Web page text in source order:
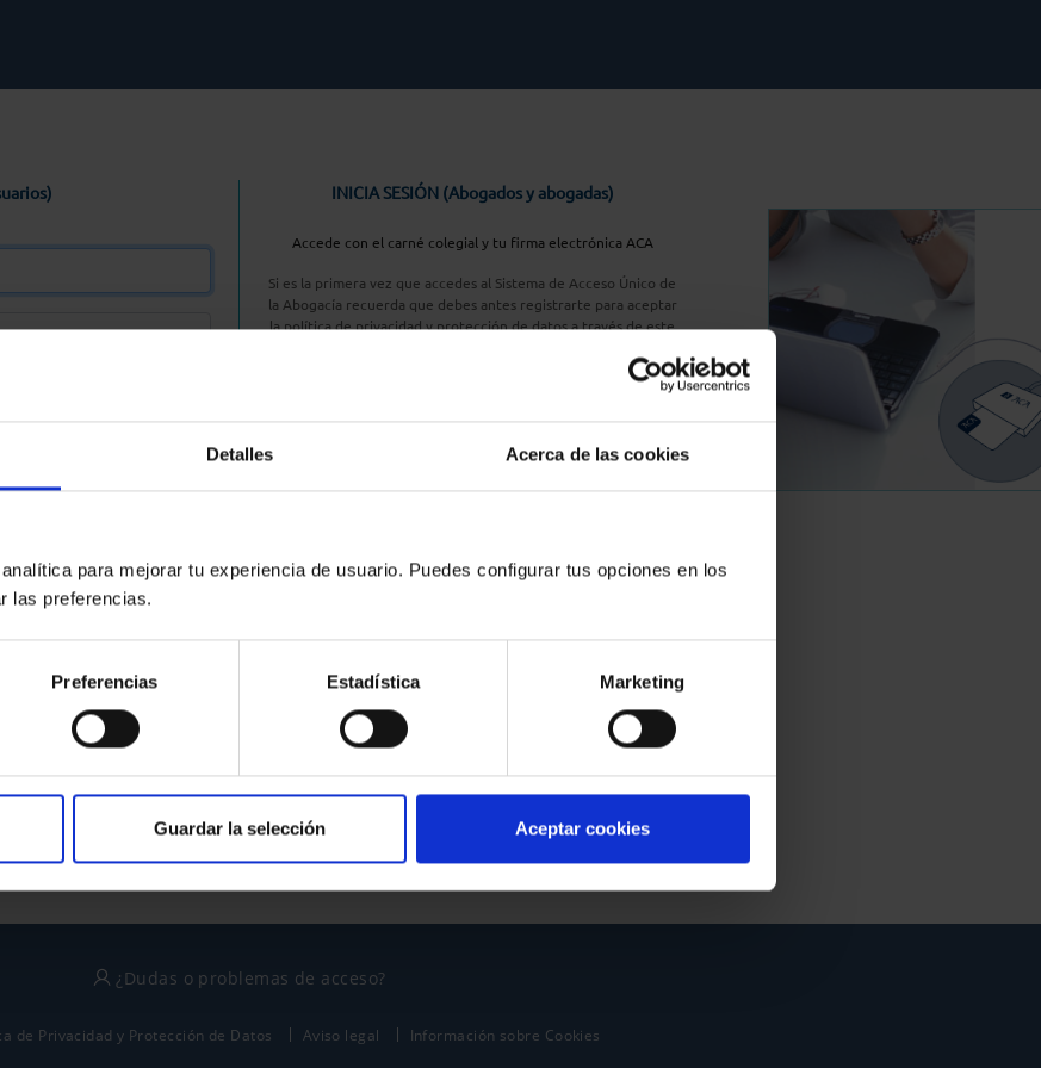
Detalles Acerca de las cookies
para mejorar tu experiencia de usuario. Puedes configurar tus opciones en los
las preferencias.
Preferencias Estadística Marketing
Guardar la selección Aceptar cookies
INICIA SESIÓN (Abogados y abogadas)
Accede con el carné colegial y tu firma electrónica ACA
Si es la primera vez que accedes al Sistema de Acceso Único de
la Abogacía recuerda que debes antes registrarte para aceptar
la política de privacidad y protección de datos a través de este
Entrar con ACA Plus
¿No tienes cuenta?
política de privacidad
y términos del servicio
¿Dudas o problemas de acceso?
de Privacidad y Protección de Datos Aviso legal Información sobre Cookies